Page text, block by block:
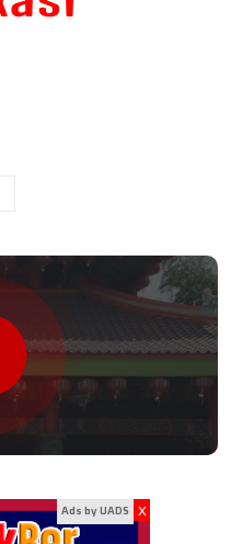
Ads by UADS x